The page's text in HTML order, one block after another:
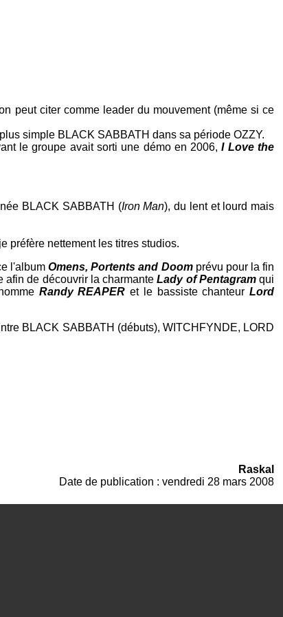
peut citer comme leader du mouvement (même si ce
simple BLACK SABBATH dans sa période OZZY.
le groupe avait sorti une démo en 2006,I Love the
BLACK SABBATH (Iron Man), du lent et lourd mais
préfère nettement les titres studios.
l'albumOmens, Portents and Doomprévu pour la fin
afin de découvrir la charmanteLady of Pentagramqui
Randy REAPER et le bassiste chanteurLord
BLACK SABBATH (débuts), WITCHFYNDE, LORD
Raskal
Date de publication : vendredi 28 mars 2008